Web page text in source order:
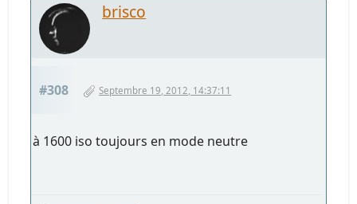
brisco
#308 Septembre 19, 2012, 14:37:11
à 1600 iso toujours en mode neutre